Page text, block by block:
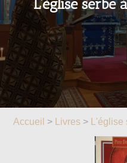
L’église serbe
Accueil > Livres >